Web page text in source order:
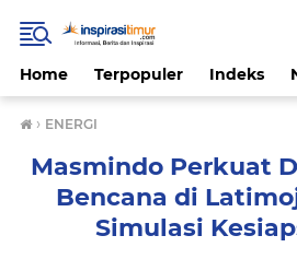
Home Terpopuler Indeks
› ENERGI
Masmindo Perkuat
Bencana di
Simulasi